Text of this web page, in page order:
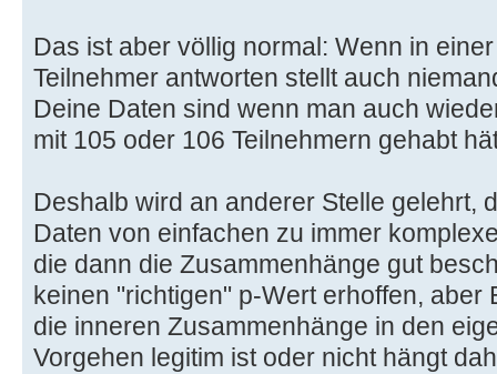
Das ist aber völlig normal: Wenn in
Teilnehmer antworten stellt auch
Deine Daten sind wenn man auch
mit 105 oder 106 Teilnehmern gehabt
Deshalb wird an anderer Stelle gelehrt,
Daten von einfachen zu immer
die dann die Zusammenhänge gut
keinen "richtigen" p-Wert erhoffen, aber
die inneren Zusammenhänge in den
Vorgehen legitim ist oder nicht hängt